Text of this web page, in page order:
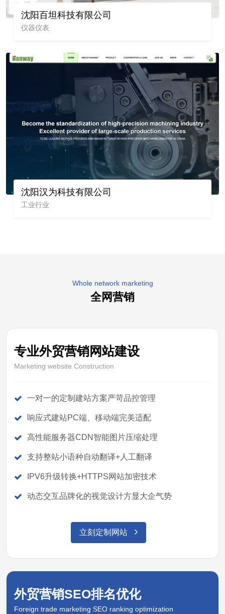
沈阳百坦科技有限公司
仪器仪表
沈阳汉为科技有限公司
工业行业
Whole network marketing
全网营销
专业外贸营销网站建设
Marketing website Construction
一对一的定制建站方案严苛品控管理
响应式建站PC端、移动端完美适配
高性能服务器CDN智能图片压缩处理
支持整站小语种自动翻译+人工翻译
IPV6升级转换+HTTPS网站加密技术
动态交互品牌化的视觉设计方显大企气势
立刻定制网站
外贸营销SEO排名优化
Foreign trade marketing SEO ranking optimization